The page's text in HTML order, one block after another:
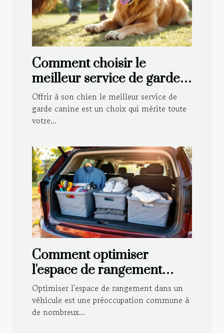
Comment choisir le
meilleur service de garde
canine pour votre
compagnon ?
Offrir à son chien le meilleur service de
garde canine est un choix qui mérite toute
votre...
Comment optimiser
l'espace de rangement
dans votre véhicule ?
Optimiser l'espace de rangement dans un
véhicule est une préoccupation commune à
de nombreux...